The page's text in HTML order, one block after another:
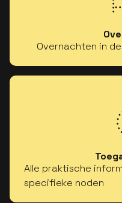
Overnachten in
Alle praktische
specifieke noden